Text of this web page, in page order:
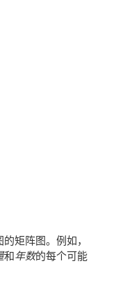
矩阵图。例如，
和年数的每个可能